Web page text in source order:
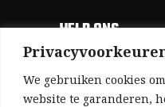
We gebruiken cookies
website te garanderen,
HELP ONS
Aangezien we
(zonder subsidies,